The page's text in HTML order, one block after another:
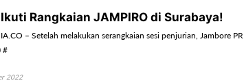
Rangkaian JAMPIRO di Surabaya!
– Setelah melakukan serangkaian sesi penjurian, Jambore PR
#
2022